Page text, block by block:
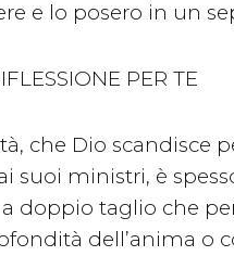
e lo posero in un
PER TE
che Dio scandisce
suoi ministri, è
doppio taglio che
dell’anima o